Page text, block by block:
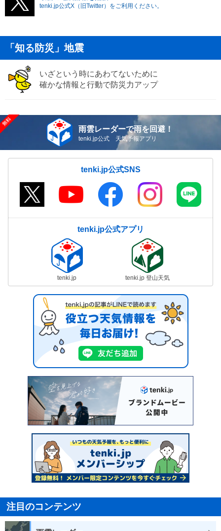
tenki.jp公式X（旧Twitter）をご利用ください。
「知る防災」地震
いざという時にあわてないために
確かな情報と行動で防災力アップ
雨雲レーダーで雨を回避！
tenki.jp公式 天気予報アプリ
tenki.jp公式SNS
tenki.jp公式アプリ
tenki.jp tenki.jp 登山天気
注目のコンテンツ